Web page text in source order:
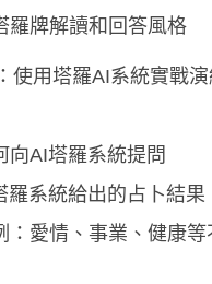
羅牌解讀和回答風格
使用塔羅AI系統實戰演
向AI塔羅系統提問
羅系統給出的占卜結果
：愛情、事業、健康等